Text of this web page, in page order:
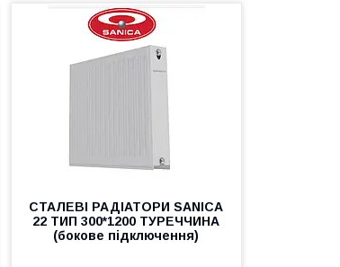
СТАЛЕВІ РАДІАТОРИ SANICA
22 ТИП 300*1200 ТУРЕЧЧИНА
(бокове підключення)